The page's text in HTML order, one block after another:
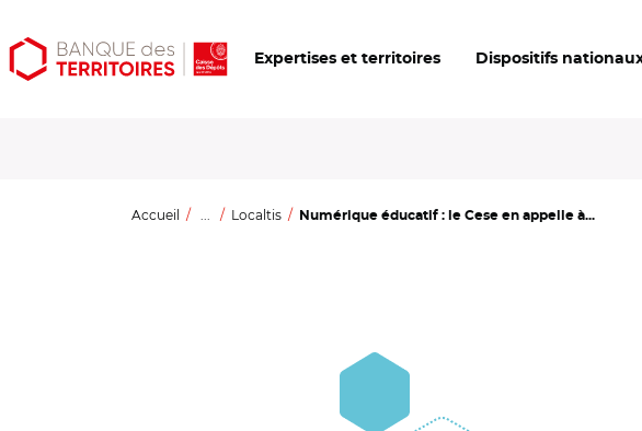
Aller
au
Aller
au
Ouvrir
les
Expertises et territoires Dispositifs
Accueil ... Localtis Numérique éducatif : le Cese en appelle à...